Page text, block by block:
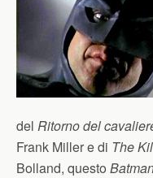
del Ritorno del
Frank Miller e di The
Bolland, questo